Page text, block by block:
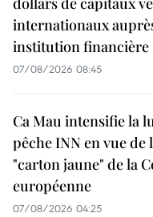
internationaux
institution financière
07/08/2026 08:45
Ca Mau intensifie la
pêche INN en vue de
"carton jaune" de la
européenne
07/08/2026 04:25